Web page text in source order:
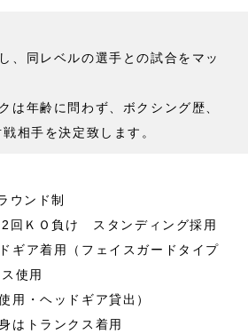
、同レベルの選手との試合をマッ
は年齢に問わず、ボクシング歴、
相手を決定致します。
ウンド制
回ＫＯ負け スタンディング採用
ギア着用（フェイスガードタイプ
使用
用・ヘッドギア貸出）
はトランクス着用